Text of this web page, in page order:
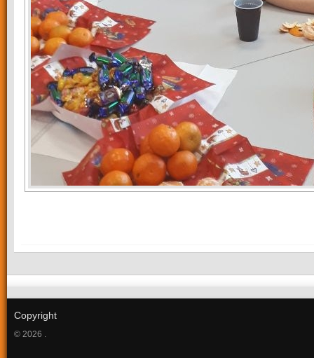
Copyright
© 2026 .